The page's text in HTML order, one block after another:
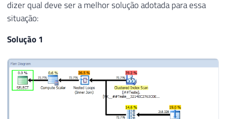
dizer qual deve ser a melhor solução adotada para essa
situação:
Solução 1